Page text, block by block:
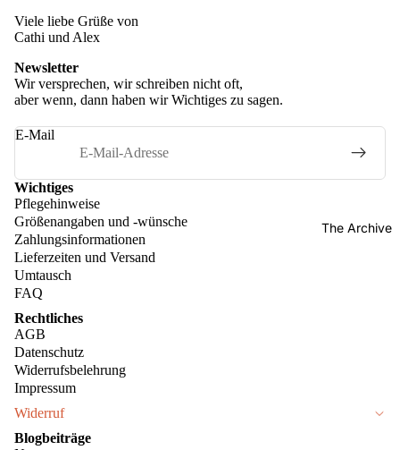
The Archive
Viele liebe Grüße von
Cathi und Alex
Newsletter
Wir versprechen, wir schreiben nicht oft,
aber wenn, dann haben wir Wichtiges zu sagen.
E-Mail
Wichtiges
Pflegehinweise
Größenangaben und -wünsche
Zahlungsinformationen
Lieferzeiten und Versand
Umtausch
FAQ
Rechtliches
AGB
Datenschutz
Widerrufsbelehrung
Impressum
Widerruf
Blogbeiträge